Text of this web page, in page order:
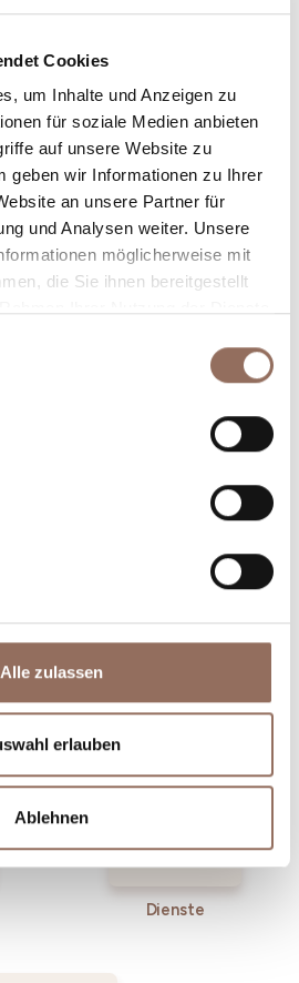
Cookies
um Inhalte und Anzeigen zu
für soziale Medien anbieten
auf unsere Website zu
geben wir Informationen zu Ihrer
an unsere Partner für
und Analysen weiter. Unsere
möglicherweise mit
die Sie ihnen bereitgestellt
Alle zulassen
erlauben
Ablehnen
9
Roero unternehmen
Trinken
Dienste